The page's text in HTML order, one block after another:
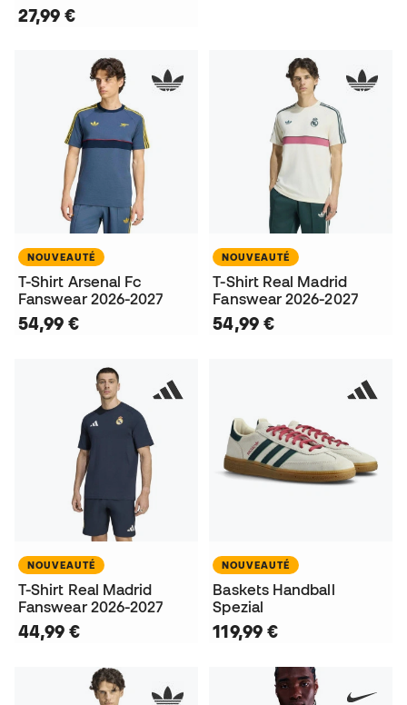
27,99 €
NOUVEAUTÉ
T-Shirt Arsenal Fc
Fanswear 2026-2027
54,99 €
NOUVEAUTÉ
T-Shirt Real Madrid
Fanswear 2026-2027
54,99 €
NOUVEAUTÉ
T-Shirt Real Madrid
Fanswear 2026-2027
44,99 €
NOUVEAUTÉ
Baskets Handball
Spezial
119,99 €